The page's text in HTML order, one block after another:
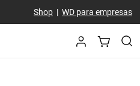
Shop| WD para empresas